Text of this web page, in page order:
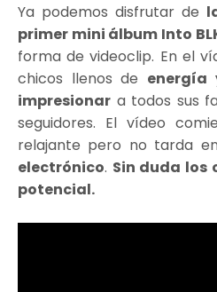
Ya podemos disfrutar de
primer mini álbum Into
forma de videoclip. En el
chicos llenos de energía
impresionar a todos sus
seguidores. El vídeo
relajante pero no tarda
electrónico. Sin duda los
potencial.